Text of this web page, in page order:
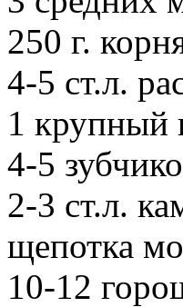
250 г.
4-5 ст.л.
1 крупный
4-5
2-3 ст.л.
щепотка
10-12